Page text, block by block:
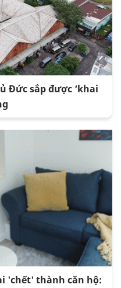
Đức sắp được ‘khai
'chết' thành căn hộ: